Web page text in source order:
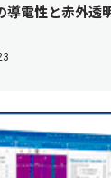
導電性と赤外透